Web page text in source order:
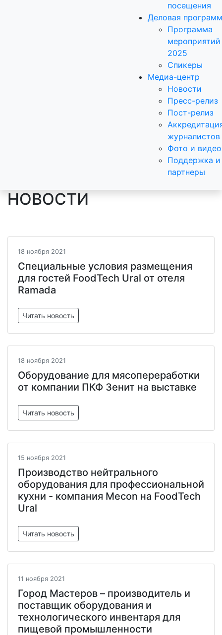
посещения
Деловая
Программа
мероприятий
2025
Спикеры
Медиа-центр
Новости
Пресс-релиз
Пост-релиз
журналистов
Фото и видео
Поддержка и
партнеры
НОВОСТИ
18 ноября 2021
Специальные условия размещения
для гостей FoodTech Ural от отеля
Ramada
Читать новость
18 ноября 2021
Оборудование для мясопереработки
от компании ПКФ Зенит на выставке
Читать новость
15 ноября 2021
Производство нейтрального
оборудования для профессиональной
кухни - компания Mecon на FoodTech
Ural
Читать новость
11 ноября 2021
Город Мастеров – производитель и
поставщик оборудования и
технологического инвентаря для
пищевой промышленности